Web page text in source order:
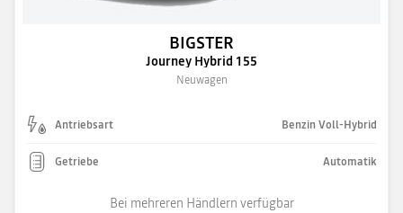
BIGSTER
Journey Hybrid 155
Neuwagen
Antriebsart Benzin Voll-Hybrid
Getriebe Automatik
Bei mehreren Händlern verfügbar